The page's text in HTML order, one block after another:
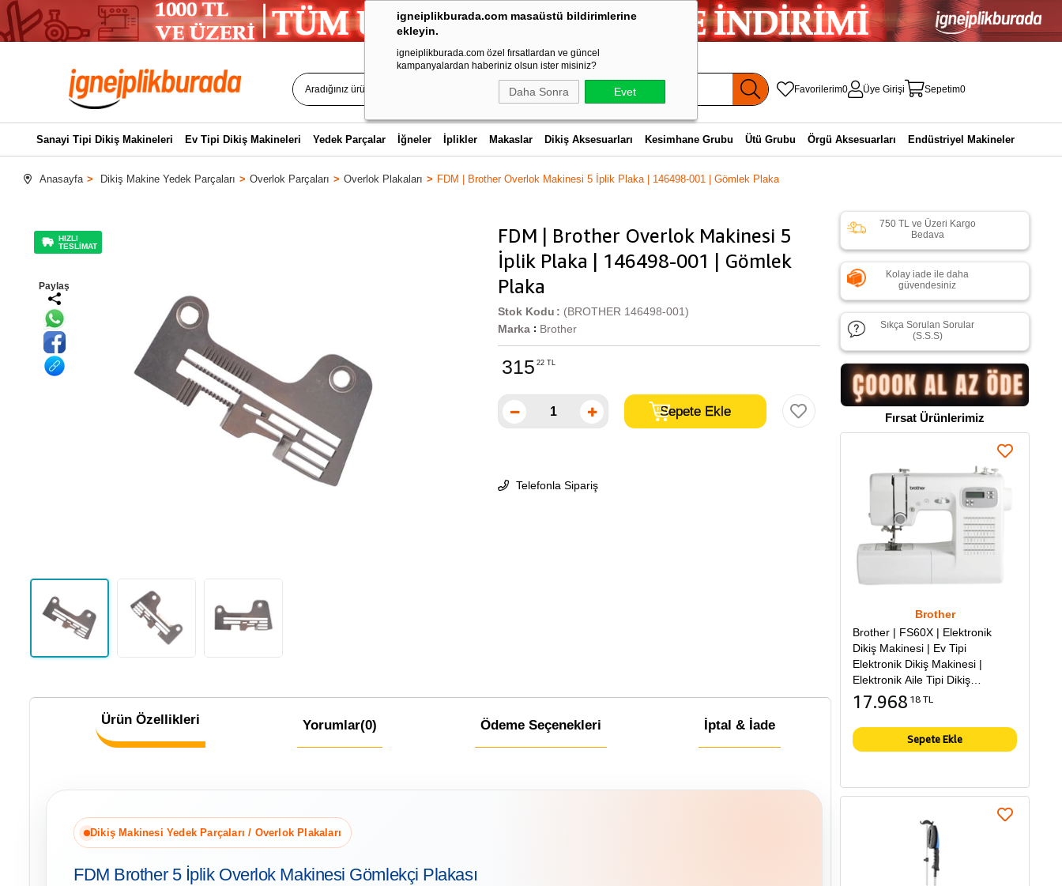
igneiplikburada.com masaüstü bildirimlerine
ekleyin.
igneiplikburada.com özel fırsatlardan ve güncel
kampanyalardan haberiniz olsun ister misiniz?
Daha Sonra Evet Favorilerim0 Üye Girişi Sepetim0
Sanayi Tipi Dikiş Makineleri Ev Tipi Dikiş Makineleri Yedek Parçalar İğneler İplikler Makaslar Dikiş Aksesuarları Kesimhane Grubu Ütü Grubu Örgü Aksesuarları Endüstriyel Makineler
Anasayfa Dikiş Makine Yedek Parçaları Overlok Parçaları Overlok Plakaları FDM | Brother Overlok Makinesi 5 İplik Plaka | 146498-001 | Gömlek Plaka
HIZLI
TESLİMAT
Paylaş
FDM | Brother Overlok Makinesi 5
İplik Plaka | 146498-001 | Gömlek
Plaka
(BROTHER 146498-001)
Stok Kodu
Marka : Brother
315 22 TL
Telefonla Sipariş
Ürün Özellikleri Yorumlar(0) Ödeme Seçenekleri İptal & İade
Dikiş Makinesi Yedek Parçaları / Overlok Plakaları
FDM Brother 5 İplik Overlok Makinesi Gömlekçi Plakası
750 TL ve Üzeri Kargo
Bedava
Kolay iade ile daha
güvendesiniz
Sıkça Sorulan Sorular
(S.S.S)
Fırsat Ürünlerimiz
Brother
Brother | FS60X | Elektronik
Dikiş Makinesi | Ev Tipi
Elektronik Dikiş Makinesi |
Elektronik Aile Tipi Dikiş
Makinesi
17.968 18 TL
Sepete Ekle